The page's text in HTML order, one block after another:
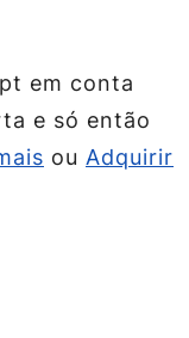
em conta
e só então
ou Adquirir